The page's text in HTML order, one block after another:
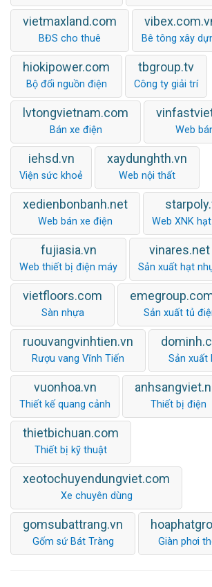
vietmaxland.com
BĐS cho thuê Bê tông xây
hiokipower.com
Bộ đổi nguồn điện
tbgroup.tv
Công ty giải trí
lvtongvietnam.com
Bán xe điện Web
iehsd.vn
Viện sức khoẻ
xaydunghth.vn
Web nội thất
xedienbonbanh.net
Web bán xe điện Web XNK
fujiasia.vn
Web thiết bị điện máy
vinares.net
Sản xuất hạt
vietfloors.com
Sàn nhựa Sản xuất tủ
ruouvangvinhtien.vn
Rượu vang Vĩnh Tiến Sản xuất
vuonhoa.vn
Thiết kế quang cảnh Thiết bị điện
thietbichuan.com
Thiết bị kỹ thuật
xeotochuyendungviet.com
Xe chuyên dùng
gomsubattrang.vn
Gốm sứ Bát Tràng Giàn phơi